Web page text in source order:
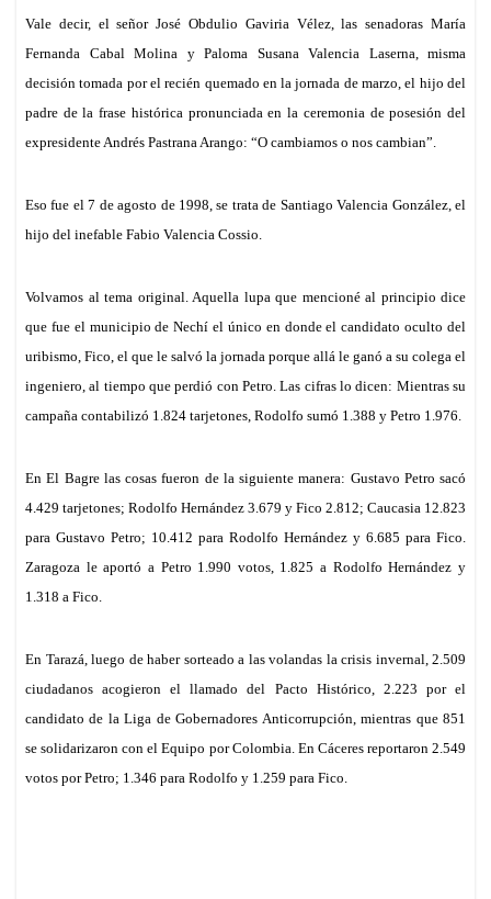
Vale decir, el señor José Obdulio Gaviria Vélez, las senadoras María
Fernanda Cabal Molina y Paloma Susana Valencia Laserna, misma
decisión tomada por el recién quemado en la jornada de marzo, el hijo del
padre de la frase histórica pronunciada en la ceremonia de posesión del
expresidente Andrés Pastrana Arango: “O cambiamos o nos cambian”.
Eso fue el 7 de agosto de 1998, se trata de Santiago Valencia González, el
hijo del inefable Fabio Valencia Cossio.
Volvamos al tema original. Aquella lupa que mencioné al principio dice
que fue el municipio de Nechí el único en donde el candidato oculto del
uribismo, Fico, el que le salvó la jornada porque allá le ganó a su colega el
ingeniero, al tiempo que perdió con Petro. Las cifras lo dicen: Mientras su
campaña contabilizó 1.824 tarjetones, Rodolfo sumó 1.388 y Petro 1.976.
En El Bagre las cosas fueron de la siguiente manera: Gustavo Petro sacó
4.429 tarjetones; Rodolfo Hernández 3.679 y Fico 2.812; Caucasia 12.823
para Gustavo Petro; 10.412 para Rodolfo Hernández y 6.685 para Fico.
Zaragoza le aportó a Petro 1.990 votos, 1.825 a Rodolfo Hernández y
1.318 a Fico.
En Tarazá, luego de haber sorteado a las volandas la crisis invernal, 2.509
ciudadanos acogieron el llamado del Pacto Histórico, 2.223 por el
candidato de la Liga de Gobernadores Anticorrupción, mientras que 851
se solidarizaron con el Equipo por Colombia. En Cáceres reportaron 2.549
votos por Petro; 1.346 para Rodolfo y 1.259 para Fico.